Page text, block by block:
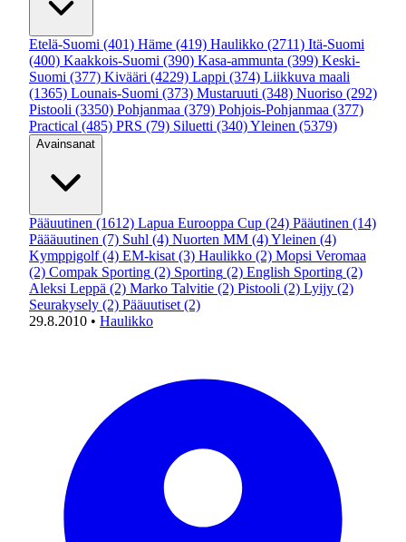
Etelä-Suomi (401) Häme (419) Haulikko (2711) Itä-Suomi
(400) Kaakkois-Suomi (390) Kasa-ammunta (399) Keski-
Suomi (377) Kivääri (4229) Lappi (374) Liikkuva maali
(1365) Lounais-Suomi (373) Mustaruuti (348) Nuoriso (292)
Pistooli (3350) Pohjanmaa (379) Pohjois-Pohjanmaa (377)
Practical (485) PRS (79) Siluetti (340)Yleinen (5379)
Avainsanat
Pääuutinen (1612) Lapua Eurooppa Cup (24) Pääutinen (14)
Päääuutinen (7) Suhl (4) Nuorten MM (4)Yleinen (4)
Kymppigolf (4) EM-kisat (3) Haulikko (2) Mopsi Veromaa
(2) Compak Sporting (2) Sporting (2) English Sporting (2)
Aleksi Leppä (2) Marko Talvitie (2) Pistooli (2) Lyijy (2)
Seurakysely (2) Pääuutiset (2)
29.8.2010 • Haulikko